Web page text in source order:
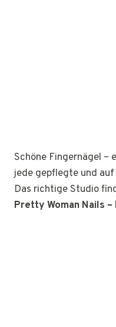
Schöne Fingernägel –
jede gepflegte und auf
Das richtige Studio
Pretty Woman Nails –